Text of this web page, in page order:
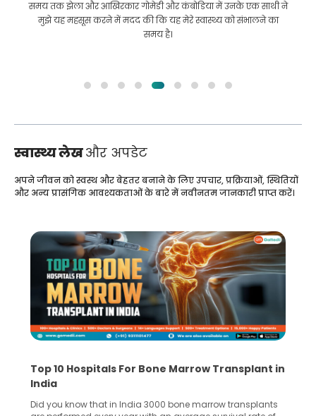
समय तक झेला और आखिरकार गोमेडी और कंबोडिया में उनके एक साथी ने
मुझे यह महसूस करने में मदद की कि यह मेरे स्वास्थ्य को संभालने का
समय है।
स्वास्थ्य लेखऔर अपडेट
अपने जीवन को स्वस्थ और बेहतर बनाने के लिए उपचार, प्रक्रियाओं, स्थितियों
और अन्य प्रासंगिक आवश्यकताओं के बारे में नवीनतम जानकारी प्राप्त करें।
Top 10 Hospitals For Bone Marrow Transplant in
India
Did you know that in India 3000 bone marrow transplants